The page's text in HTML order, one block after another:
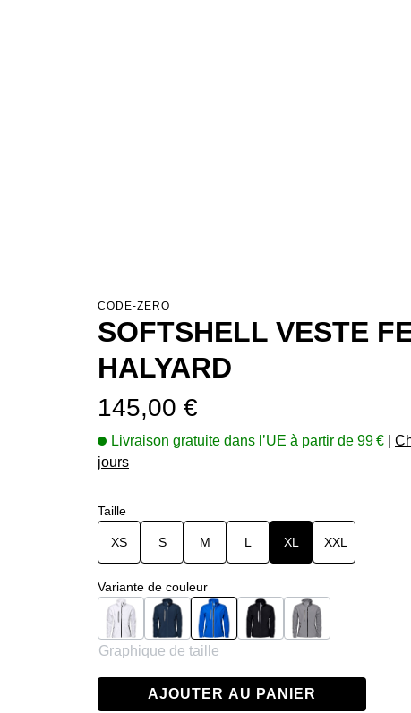
CODE-ZERO
SOFTSHELL VESTE
HALYARD
Prix régulier :
145,00 €
Livraison gratuite dans l’UE à partir de 99 €
jours
Sélectionnez
Taille
XS S M L XL XXL
Sélectionnez
Variante de couleur
Blanc Navy Skydiver Blue
Noir Gris
Graphique de taille
AJOUTER AU PANIER